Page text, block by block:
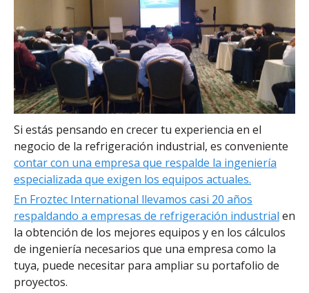
Si estás pensando en crecer tu experiencia en el
negocio de la refrigeración industrial, es conveniente
contar con una empresa que respalde la ingeniería
especializada que exigen los equipos actuales.
En Froztec International llevamos casi 20 años
respaldando a empresas de refrigeración industrial en
la obtención de los mejores equipos y en los cálculos
de ingeniería necesarios que una empresa como la
tuya, puede necesitar para ampliar su portafolio de
proyectos.